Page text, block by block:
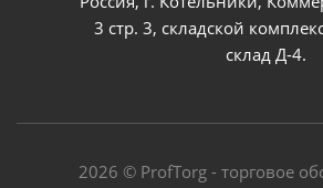
3 стр. 3, складской
склад Д-4.
2026 © ProfTorg - торговое